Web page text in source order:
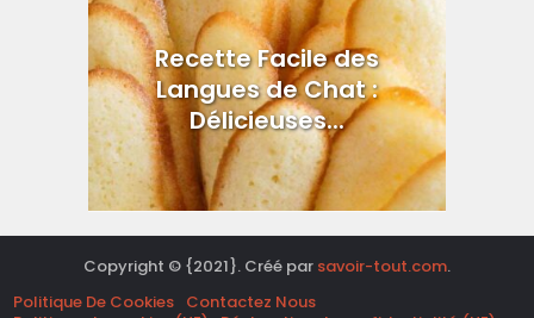
Recette Facile des
Langues de Chat :
Délicieuses...
Copyright © {2021}. Créé par savoir-tout.com.
Politique De Cookies Contactez Nous